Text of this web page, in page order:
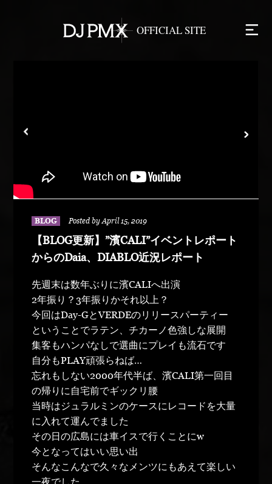
BLOG Posted by April 15, 2019
【BLOG更新】”濱CALI”イベントレポート
からのDaia、DIABLO近況レポート
先週末は数年ぶりに濱CALIへ出演
2年振り？3年振りかそれ以上？
今回はDay-GとVERDEのリリースパーティー
ということでラテン、チカーノ色強しな展開
集客もハンパなしで選曲にプレイも流石です
自分もPLAY頑張らねば…
忘れもしない2000年代半ば、濱CALI第一回目
の帰りに自宅前でギックリ腰
当時はジュラルミンのケースにレコードを大量
に入れて運んでました
その日の広島には車イスで行くことにw
今となってはいい思い出
そんなこんなで久々なメンツにもあえて楽しい
一夜でした